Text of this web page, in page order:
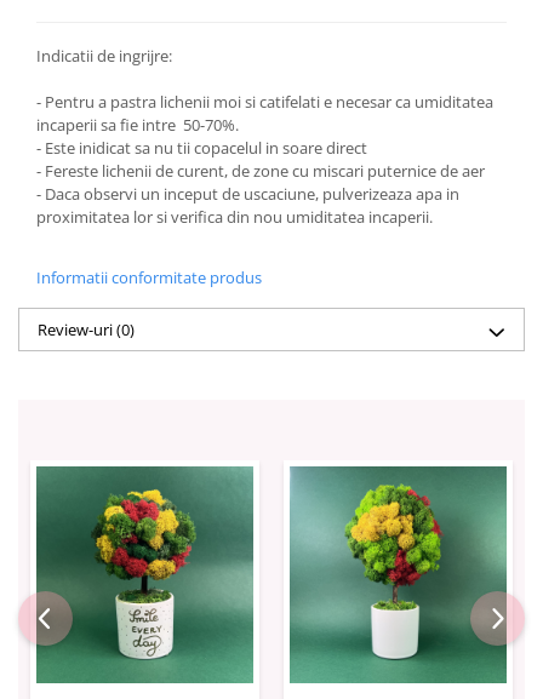
Indicatii de ingrijre:
- Pentru a pastra lichenii moi si catifelati e necesar ca umiditatea
incaperii sa fie intre 50-70%.
- Este inidicat sa nu tii copacelul in soare direct
- Fereste lichenii de curent, de zone cu miscari puternice de aer
- Daca observi un inceput de uscaciune, pulverizeaza apa in
proximitatea lor si verifica din nou umiditatea incaperii.
Informatii conformitate produs
Review-uri(0)